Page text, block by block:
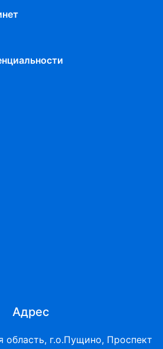
Адрес
область, г.о.Пущино, Проспект